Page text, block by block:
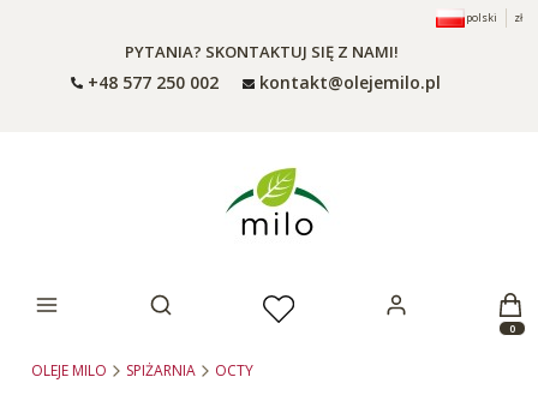
polski zł
PYTANIA? SKONTAKTUJ SIĘ Z NAMI!
+48 577 250 002 kontakt@olejemilo.pl
Otwórz wyszukiwarkę
OLEJE MILO SPIŻARNIA OCTY